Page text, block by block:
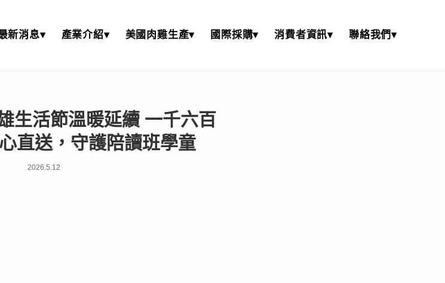
新消息▾ 產業介紹▾ 美國肉雞生產▾ 國際採購▾ 消費者資訊▾ 聯絡我們▾
生活節溫暖延續 一千六百
直送，守護陪讀班學童
2026.5.12